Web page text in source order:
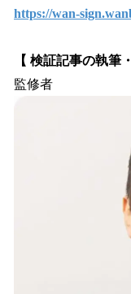
https://wan-
【 検証記事の執筆
監修者